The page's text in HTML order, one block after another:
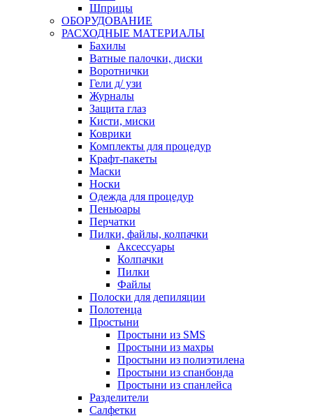
Шприцы
ОБОРУДОВАНИЕ
РАСХОДНЫЕ МАТЕРИАЛЫ
Бахилы
Ватные палочки, диски
Воротнички
Гели д/ узи
Журналы
Защита глаз
Кисти, миски
Коврики
Комплекты для процедур
Крафт-пакеты
Маски
Носки
Одежда для процедур
Пеньюары
Перчатки
Пилки, файлы, колпачки
Аксессуары
Колпачки
Пилки
Файлы
Полоски для депиляции
Полотенца
Простыни
Простыни из SMS
Простыни из махры
Простыни из полиэтилена
Простыни из спанбонда
Простыни из спанлейса
Разделители
Салфетки